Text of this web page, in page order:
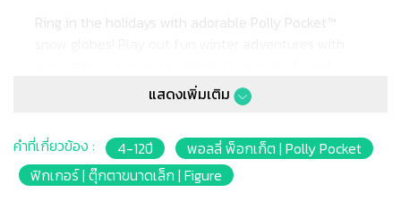
Ring in the holidays with adorable Polly Pocket™
Sled Dog & Igloo verses Snowmobile & Yeti (each
sold separately, subject to availability). Each snow
and fits doll) and 2 accessories. Remove the snow
globe top and play with the doll and accessories
แสดงเพิ่มเติม
คำที่เกี่ยวข้อง : 4-12ปี
พอลลี่ พ็อกเก็ต | Polly Pocket
ฟิกเกอร์ | ตุ๊กตาขนาดเล็ก | Figure